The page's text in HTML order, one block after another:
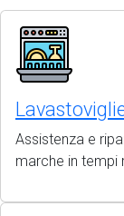
Assistenza e
marche in tempi